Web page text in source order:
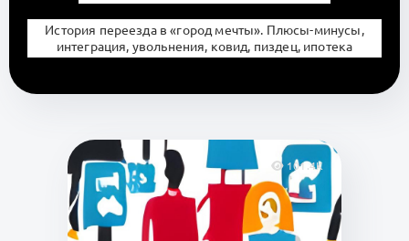
История переезда в «город мечты». Плюсы-минусы,
интеграция, увольнения, ковид, пиздец, ипотека
101.4K